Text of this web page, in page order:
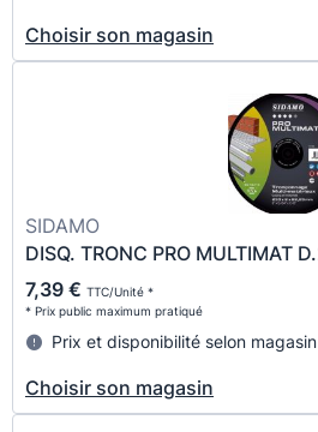
Choisir son magasin
SIDAMO
DISQ. TRONC PRO MULTIMAT
7,39 € TTC/Unité *
* Prix public maximum pratiqué
Prix et disponibilité selon magasin
Choisir son magasin